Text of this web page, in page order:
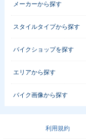
メーカーから探す
スタイルタイプから探す
バイクショップを探す
エリアから探す
バイク画像から探す
利用規約